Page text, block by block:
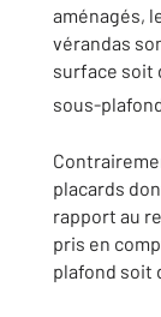
aménagés,
vérandas
surface soit
sous-
placards
rapport au
pris en
plafond soit